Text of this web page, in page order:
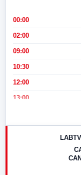
00:00
02:00
09:00
10:30
12:00
13:00
LABTV